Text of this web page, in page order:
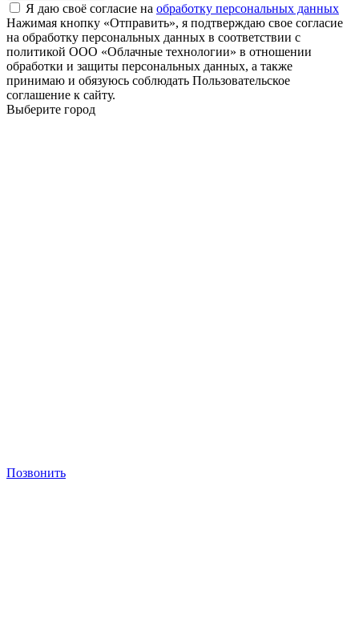
Я даю своё согласие на обработку персональных данных
Нажимая кнопку «Отправить», я подтверждаю свое согласие
на обработку персональных данных в соответствии с
политикой ООО «Облачные технологии» в отношении
обработки и защиты персональных данных, а также
принимаю и обязуюсь соблюдать Пользовательское
соглашение к сайту.
Выберите город
Позвонить